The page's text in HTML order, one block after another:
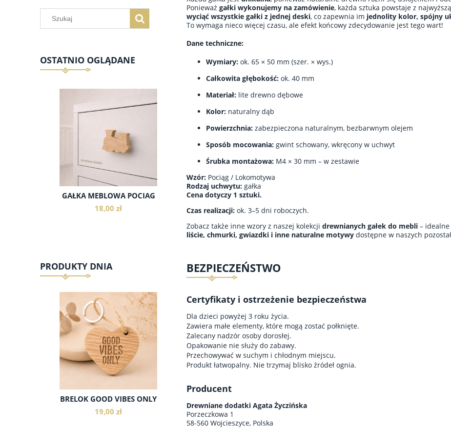
OSTATNIO OGLĄDANE
GAŁKA MEBLOWA POCIĄG
18,00 zł
do koszyka
PRODUKTY DNIA
BRELOK GOOD VIBES ONLY
19,00 zł
18,00 zł
Ponieważ gałki wykonujemy na zamówienie, każda sztuka powstaje z
wyciąć wszystkie gałki z jednej deski, co zapewnia im jednolity kolor, spójny
To wymaga nieco więcej czasu, ale efekt końcowy zdecydowanie jest tego wart!
Dane techniczne:
Wymiary: ok. 65 × 50 mm (szer. × wys.)
Całkowita głębokość: ok. 40 mm
Materiał: lite drewno dębowe
Kolor: naturalny dąb
Powierzchnia: zabezpieczona naturalnym, bezbarwnym olejem
Sposób mocowania: gwint schowany, wkręcony w uchwyt
Śrubka montażowa: M4 × 30 mm – w zestawie
Wzór: Pociąg / Lokomotywa
Rodzaj uchwytu: gałka
Cena dotyczy 1 sztuki.
Czas realizacji: ok. 3–5 dni roboczych.
Zobacz także inne wzory z naszej kolekcji drewnianych gałek do mebli –
liście, chmurki, gwiazdki i inne naturalne motywy dostępne w naszych
BEZPIECZEŃSTWO
Certyfikaty i ostrzeżenie bezpieczeństwa
Dla dzieci powyżej 3 roku życia.
Zawiera małe elementy, które mogą zostać połknięte.
Zalecany nadzór osoby dorosłej.
Opakowanie nie służy do zabawy.
Przechowywać w suchym i chłodnym miejscu.
Produkt łatwopalny. Nie trzymaj blisko źródeł ognia.
Producent
Drewniane dodatki Agata Życzińska
Porzeczkowa 1
58-560 Wojcieszyce, Polska